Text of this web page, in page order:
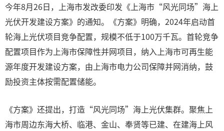
今年8月26日，上海市发改委印发《上海市“风光同场”海上
光伏开发建设方案》的通知。《方案》明确，2024年启动首
轮海上光伏项目竞争配置，规模不低于100万千瓦。首轮竞争
配置项目作为上海市保障性并网项目，纳入上海市可再生能
源年度开发建设方案，由上海市电力公司保障并网消纳，鼓
励投资主体按需配置储能。
《方案》还提出，打造“风光同场”海上光伏集群。聚焦上
海市周边东海大桥、临港、金山、奉贤等已建、在建海上风